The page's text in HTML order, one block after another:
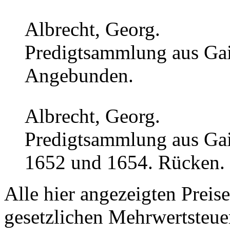
Albrecht, Georg.
Predigtsammlung aus
Angebunden.
Albrecht, Georg.
Predigtsammlung aus
1652 und 1654. Rücken.
Alle hier angezeigten
gesetzlichen